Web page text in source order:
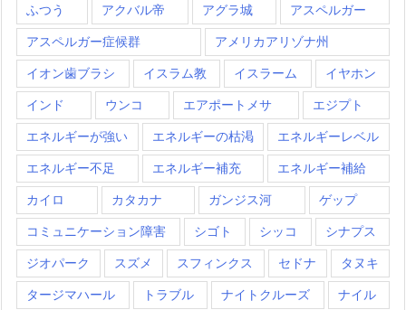
ふつう アクバル帝 アグラ城 アスペルガー
アスペルガー症候群 アメリカアリゾナ州
イオン歯ブラシ イスラム教 イスラーム イヤホン
インド ウンコ エアポートメサ エジプト
エネルギーが強い エネルギーの枯渇 エネルギーレベル
エネルギー不足 エネルギー補充 エネルギー補給
カイロ カタカナ ガンジス河 ゲップ
コミュニケーション障害 シゴト シッコ シナプス
ジオパーク スズメ スフィンクス セドナ タヌキ
タージマハール トラブル ナイトクルーズ ナイル